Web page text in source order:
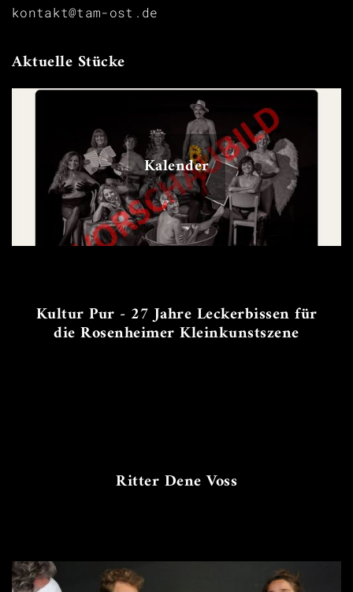
kontakt@tam-ost.de
Aktuelle Stücke
Kalender
Kultur Pur - 27 Jahre Leckerbissen für
die Rosenheimer Kleinkunstszene
Ritter Dene Voss